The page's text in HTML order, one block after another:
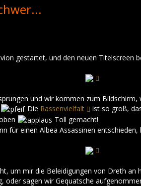
gestartet, und den neuen Titelscreen
und wir kommen zum
Die Rassenvielfalt
ist so groß,
Toll gemacht!
für einen Albea Assassinen
um mir die Beleidigungen von Dreth
oder sagen wir Gequatsche